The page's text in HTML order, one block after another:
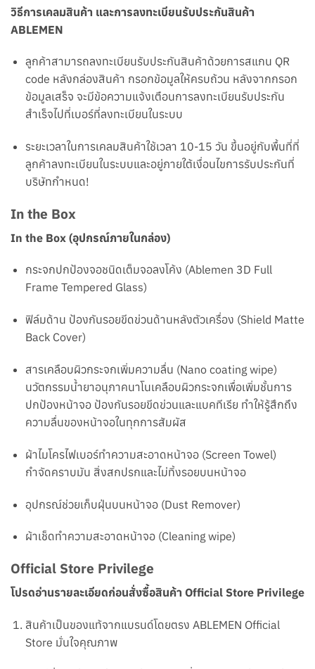
วิธีการเคลมสินค้า และการลงทะเบียนรับประกันสินค้า
ABLEMEN
ลูกค้าสามารถลงทะเบียนรับประกันสินค้าด้วยการสแกน QR
code หลังกล่องสินค้า กรอกข้อมูลให้ครบถ้วน หลังจากกรอก
ข้อมูลเสร็จ จะมีข้อความแจ้งเตือนการลงทะเบียนรับประกัน
สำเร็จไปที่เบอร์ที่ลงทะเบียนในระบบ
ระยะเวลาในการเคลมสินค้าใช้เวลา 10-15 วัน ขึ้นอยู่กับพื้นที่ที่
ลูกค้าลงทะเบียนในระบบและอยู่ภายใต้เงื่อนไขการรับประกันที่
บริษัทกำหนด!
In the Box
In the Box (อุปกรณ์ภายในกล่อง)
กระจกปกป้องจอชนิดเต็มจอลงโค้ง (Ablemen 3D Full
Frame Tempered Glass)
ฟิล์มด้าน ป้องกันรอยขีดข่วนด้านหลังตัวเครื่อง (Shield Matte
Back Cover)
สารเคลือบผิวกระจกเพิ่มความลื่น (Nano coating wipe)
นวัตกรรมน้ำยาอนุภาคนาโนเคลือบผิวกระจกเพื่อเพิ่มชั้นการ
ปกป้องหน้าจอ ป้องกันรอยขีดข่วนและแบคทีเรีย ทำให้รู้สึกถึง
ความลื่นของหน้าจอในทุกการสัมผัส
ผ้าไมโครไฟเบอร์ทำความสะอาดหน้าจอ (Screen Towel)
กำจัดคราบมัน สิ่งสกปรกและไม่ทิ้งรอยบนหน้าจอ
อุปกรณ์ช่วยเก็บฝุ่นบนหน้าจอ (Dust Remover)
ผ้าเช็ดทำความสะอาดหน้าจอ (Cleaning wipe)
Official Store Privilege
โปรดอ่านรายละเอียดก่อนสั่งซื้อสินค้า Official Store Privilege
สินค้าเป็นของแท้จากแบรนด์โดยตรง ABLEMEN Official
Store มั่นใจคุณภาพ